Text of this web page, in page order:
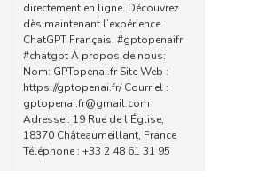
directement en ligne. Découvrez
dès maintenant l’expérience
ChatGPT Français. #gptopenaifr
#chatgpt À propos de nous:
Nom: GPTopenai.fr Site Web :
https://gptopenai.fr/Courriel :
gptopenai.fr@gmail.com
Adresse : 19 Rue de l'Église,
18370 Châteaumeillant, France
Téléphone : +33 2 48 61 31 95